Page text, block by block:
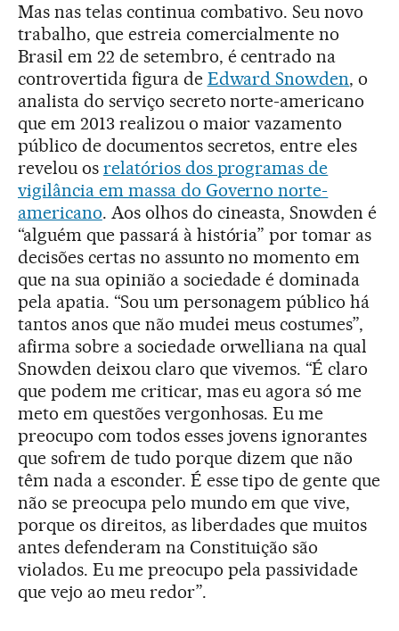
Mas nas telas continua combativo. Seu novo
trabalho, que estreia comercialmente no
Brasil em 22 de setembro, é centrado na
controvertida figura de Edward Snowden, o
analista do serviço secreto norte-americano
que em 2013 realizou o maior vazamento
público de documentos secretos, entre eles
revelou os relatórios dos programas de
vigilância em massa do Governo norte-
americano. Aos olhos do cineasta, Snowden é
“alguém que passará à história” por tomar as
decisões certas no assunto no momento em
que na sua opinião a sociedade é dominada
pela apatia. “Sou um personagem público há
tantos anos que não mudei meus costumes”,
afirma sobre a sociedade orwelliana na qual
Snowden deixou claro que vivemos. “É claro
que podem me criticar, mas eu agora só me
meto em questões vergonhosas. Eu me
preocupo com todos esses jovens ignorantes
que sofrem de tudo porque dizem que não
têm nada a esconder. É esse tipo de gente que
não se preocupa pelo mundo em que vive,
porque os direitos, as liberdades que muitos
antes defenderam na Constituição são
violados. Eu me preocupo pela passividade
que vejo ao meu redor”.